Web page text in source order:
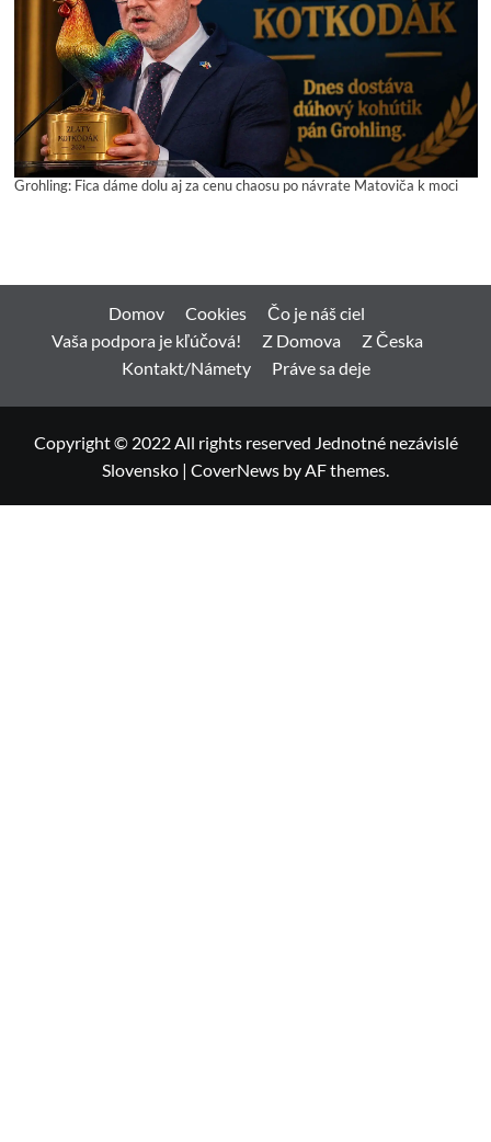
Grohling: Fica dáme dolu aj za cenu chaosu po návrate Matoviča k moci
Domov Cookies
Čo je náš ciel
Vaša podpora je kľúčová!
Z Domova
Z Česka
Kontakt/Námety
Práve sa deje
Copyright © 2022 All rights reserved Jednotné nezávislé
Slovensko | CoverNews by AF themes.